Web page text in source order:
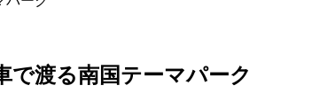
で渡る南国テーマパーク